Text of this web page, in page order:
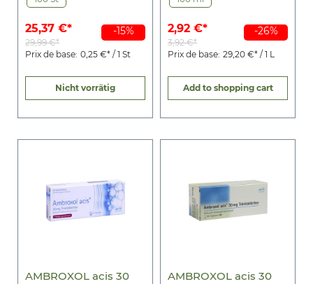
-15%
25,37 €*
29,99 €*
Prix de base: 0,25 €* / 1 St
Nicht vorrätig
-26%
2,92 €*
3,92 €*
Prix de base: 29,20 €* / 1 L
Add to shopping cart
AMBROXOL acis 30
AMBROXOL acis 30